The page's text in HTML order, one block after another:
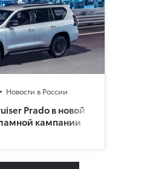
Новости в России
Prado в новой
кампании